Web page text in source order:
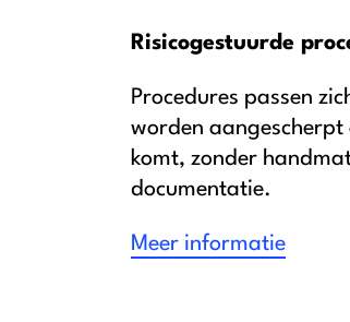
Risicogestuurde
Procedures passen
worden
komt, zonder
documentatie.
Meer informatie